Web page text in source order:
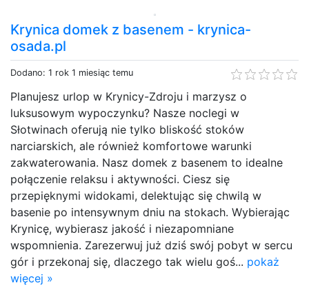
Krynica domek z basenem - krynica-
osada.pl
Dodano: 1 rok 1 miesiąc temu
Planujesz urlop w Krynicy-Zdroju i marzysz o
luksusowym wypoczynku? Nasze noclegi w
Słotwinach oferują nie tylko bliskość stoków
narciarskich, ale również komfortowe warunki
zakwaterowania. Nasz domek z basenem to idealne
połączenie relaksu i aktywności. Ciesz się
przepięknymi widokami, delektując się chwilą w
basenie po intensywnym dniu na stokach. Wybierając
Krynicę, wybierasz jakość i niezapomniane
wspomnienia. Zarezerwuj już dziś swój pobyt w sercu
gór i przekonaj się, dlaczego tak wielu goś... pokaż
więcej »